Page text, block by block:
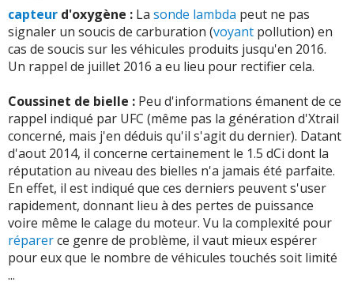
-Boite de vitesse qui saute en marche arrière(+)
-Capot qui tremble, turbo(+)
-Problème de boite de vitesse réglage a 45000 km de la
tringlerie mais toujours le problème d'accroche et a
68000 km turbo HS(+)
-Clim, feux de croisement qui éclaire à 10m!, bruit bruit
bruit de caisse sur autoroute, etc.........(+)
-Successions de problèmes depuis sa livraison - Apres 2
mois panne vanne EGR. - Entre 1 an et 2 ans problème de
régénération puis au final changem ... Lire la suite >>
-Climatisation condensateur HS, SAV en vacances! capot
qui vibre même à faible vitesse. Start and Stop qui
capteur d'oxygène : La sonde lambda peut ne pas
signaler un soucis de carburation (voyant pollution) en
cas de soucis sur les véhicules produits jusqu'en 2016.
Un rappel de juillet 2016 a eu lieu pour rectifier cela.
Coussinet de bielle : Peu d'informations émanent de ce
rappel indiqué par UFC (même pas la génération d'Xtrail
concerné, mais j'en déduis qu'il s'agit du dernier). Datant
d'aout 2014, il concerne certainement le 1.5 dCi dont la
réputation au niveau des bielles n'a jamais été parfaite.
En effet, il est indiqué que ces derniers peuvent s'user
rapidement, donnant lieu à des pertes de puissance
voire même le calage du moteur. Vu la complexité pour
réparerce genre de problème, il vaut mieux espérer
pour eux que le nombre de véhicules touchés soit limité
...